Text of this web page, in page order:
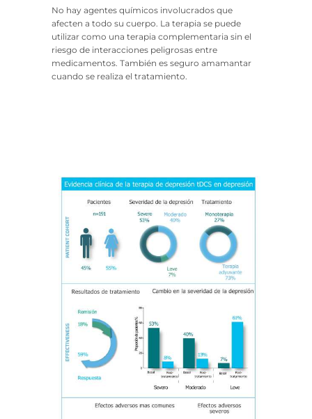
No hay agentes químicos involucrados que
afecten a todo su cuerpo. La terapia se puede
utilizar como una terapia complementaria sin el
riesgo de interacciones peligrosas entre
medicamentos. También es seguro amamantar
cuando se realiza el tratamiento.